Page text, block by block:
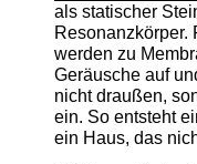
als statischer
Resonanzkörper.
werden zu
Geräusche auf
nicht draußen,
ein. So entsteht
ein Haus, das